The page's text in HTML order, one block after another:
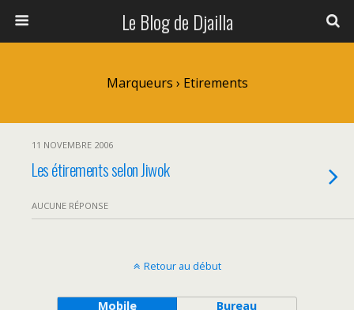
Le Blog de Djailla
Marqueurs › Etirements
11 NOVEMBRE 2006
Les étirements selon Jiwok
AUCUNE RÉPONSE
Retour au début
Mobile Bureau